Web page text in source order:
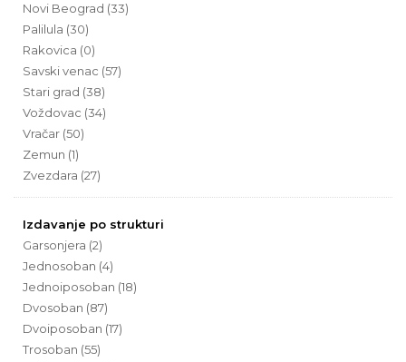
Novi Beograd (33)
Palilula (30)
Rakovica (0)
Savski venac (57)
Stari grad (38)
Voždovac (34)
Vračar (50)
Zemun (1)
Zvezdara (27)
Izdavanje po strukturi
Garsonjera (2)
Jednosoban (4)
Jednoiposoban (18)
Dvosoban (87)
Dvoiposoban (17)
Trosoban (55)